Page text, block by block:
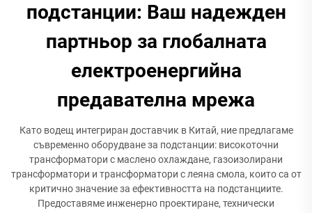
подстанции: Ваш надежден
партньор за глобалната
електроенергийна
предавателна мрежа
Като водещ интегриран доставчик в Китай, ние предлагаме
съвременно оборудване за подстанции: високоточни
трансформатори с маслено охлаждане, газоизолирани
трансформатори и трансформатори с леяна смола, които са от
критично значение за ефективността на подстанциите.
Предоставяме инженерно проектиране, технически